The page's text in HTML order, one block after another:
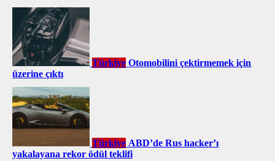
Türkiye Otomobilini çektirmemek için
üzerine çıktı
Türkiye ABD’de Rus hacker’ı
yakalayana rekor ödül teklifi